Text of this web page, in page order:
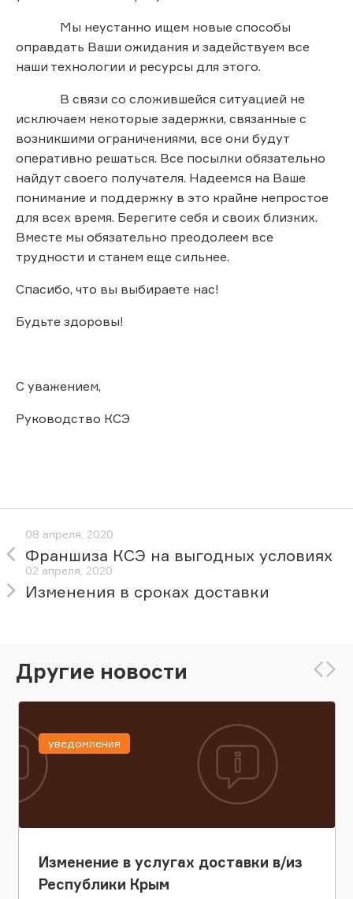
Мы неустанно ищем новые способы
оправдать Ваши ожидания и задействуем все
наши технологии и ресурсы для этого.
В связи со сложившейся ситуацией не
исключаем некоторые задержки, связанные с
возникшими ограничениями, все они будут
оперативно решаться. Все посылки обязательно
найдут своего получателя. Надеемся на Ваше
понимание и поддержку в это крайне непростое
для всех время. Берегите себя и своих близких.
Вместе мы обязательно преодолеем все
трудности и станем еще сильнее.
Спасибо, что вы выбираете нас!
Будьте здоровы!
С уважением,
Руководство КСЭ
08 апреля, 2020
Франшиза КСЭ на выгодных условиях
02 апреля, 2020
Изменения в сроках доставки
Другие новости
Изменение в услугах доставки в/из
Республики Крым
уведомления